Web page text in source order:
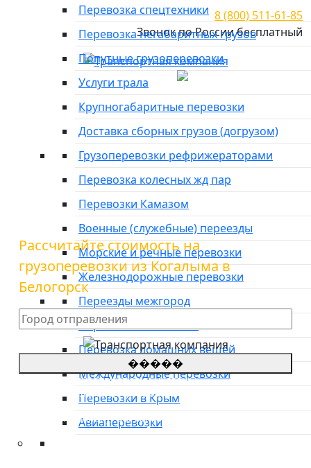
Город отправки
8 (800) 511-61-85
Звонок по России бесплатный
Перевозка спецтехники
Перевозка негабаритных грузов
Попутные грузоперевозки
Услуги трала
Крупногабаритные перевозки
Доставка сборных грузов (догрузом)
Грузоперевозки рефрижераторами
Перевозка колесных жд пар
Перевозки Камазом
Военные (служебные) переезды
Морские и речные перевозки
Железнодорожные перевозки
Переезды межгород
Перевозка автовозом
Перевозка домашних вещей
Международные перевозки
Перевозки в Крым
Авиаперевозки
Тарифы»Грузоперевозки из Когалыма в
Грузоперевозки из
Когалыма в Белогорск
Рассчитайте стоимость на
грузоперевозки из Когалыма в
Белогорск
�����
*Цены на грузоперевозки указаны
приблизительные, просьба оставить заявку для
уточнения стоимости.
**оставляя заявку, Вы соглашаетесь с
конфиденциальности сайта